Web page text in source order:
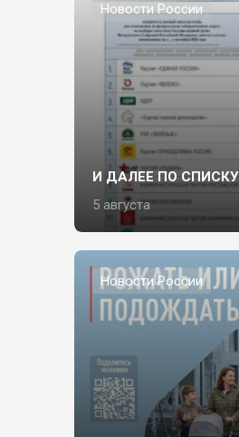
Новости России
И ДАЛЕЕ ПО СПИСКУ
5 августа
Новости России